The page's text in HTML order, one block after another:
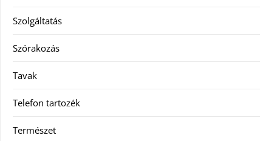
Szolgáltatás
Szórakozás
Tavak
Telefon tartozék
Természet